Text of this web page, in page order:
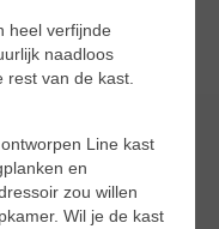
heel verfijnde
naadloos
rest van de kast.
Line kast
en
zou willen
Wil je de kast